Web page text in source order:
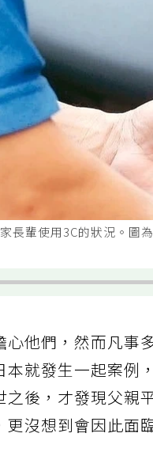
長輩使用3C的狀況。圖
心他們，然而凡事
本就發生一起案例
之後，才發現父
沒想到會因此面